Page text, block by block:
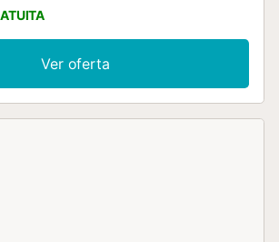
rocas y piedras del lugar, los
memorables, así como sentarse al aire
copa de vino tranquilamente. En el
un enérgico desayuno o bien comer
acompañan las vistas sobre el campo,
Ver oferta